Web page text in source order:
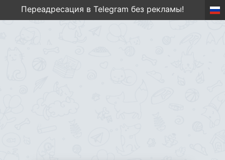
Переадресация в Telegram без рекламы!